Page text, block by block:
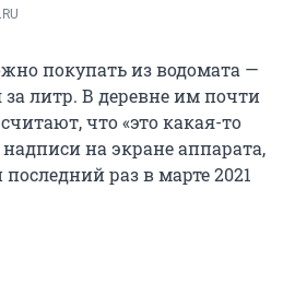
покупать из водомата —
за литр. В деревне им почти
что «это какая-то
на экране аппарата,
раз в марте 2021